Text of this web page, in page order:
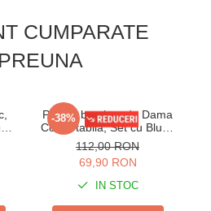
CUMPARATE
-38%
Pijama bumbac de Dama
Confortabila, Set cu Bluza
si Pantaloni lungi, batal, gri
16255
112,00 RON
69,90 RON
IN STOC